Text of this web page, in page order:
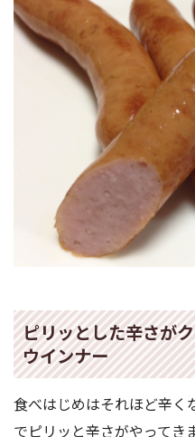
ピリッとした辛さが
ウインナー
食べはじめはそれほど辛く
でピリッと辛さがやってき